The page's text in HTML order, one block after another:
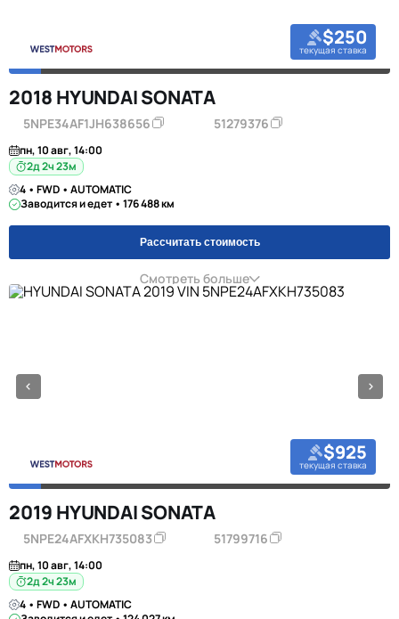
$250
текущая ставка
2018 HYUNDAI SONATA
5NPE34AF1JH638656 51279376
пн, 10 авг, 14:00
2д 2ч 23м
4 • FWD • AUTOMATIC
Заводится и едет • 176 488 км
Рассчитать стоимость
Смотреть больше
$925
текущая ставка
2019 HYUNDAI SONATA
5NPE24AFXKH735083 51799716
пн, 10 авг, 14:00
2д 2ч 23м
4 • FWD • AUTOMATIC